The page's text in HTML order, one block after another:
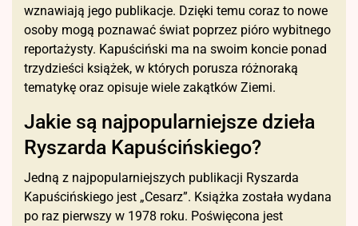
wznawiają jego publikacje. Dzięki temu coraz to nowe
osoby mogą poznawać świat poprzez pióro wybitnego
reportażysty. Kapuściński ma na swoim koncie ponad
trzydzieści książek, w których porusza różnoraką
tematykę oraz opisuje wiele zakątków Ziemi.
Jakie są najpopularniejsze dzieła
Ryszarda Kapuścińskiego?
Jedną z najpopularniejszych publikacji Ryszarda
Kapuścińskiego jest „Cesarz”. Książka została wydana
po raz pierwszy w 1978 roku. Poświęcona jest